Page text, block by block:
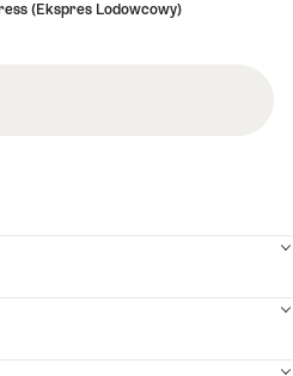
(Ekspres Lodowcowy)